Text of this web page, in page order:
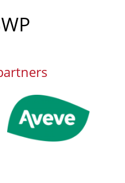
Afbeelding